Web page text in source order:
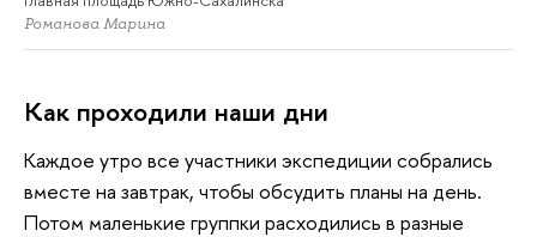
Романова Марина
Как проходили наши дни
Каждое утро все участники экспедиции собрались
вместе на завтрак, чтобы обсудить планы на день.
Потом маленькие группки расходились в разные